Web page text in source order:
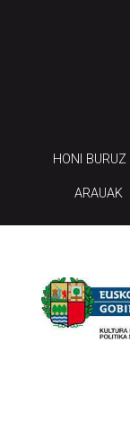
HONI BURUZ
ARAUAK